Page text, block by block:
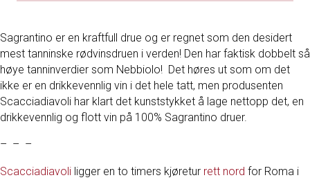
Sagrantino er en kraftfull drue og er regnet som den desidert
mest tanninske rødvinsdruen i verden! Den har faktisk dobbelt så
høye tanninverdier som Nebbiolo! Det høres ut som om det
ikke er en drikkevennlig vin i det hele tatt, men produsenten
Scacciadiavoli har klart det kunststykket å lage nettopp det, en
drikkevennlig og flott vin på 100% Sagrantino druer.
– – –
Scacciadiavoli ligger en to timers kjøretur rett nord for Roma i